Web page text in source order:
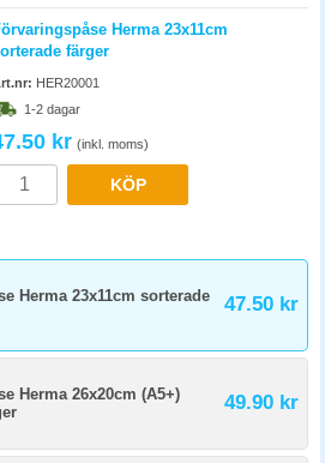
Herma 23x11cm
färger
HER20001
1-2 dagar
kr (inkl. moms)
KÖP
Herma 23x11cm sorterade
47.50 kr
Herma 26x20cm (A5+)
49.90 kr